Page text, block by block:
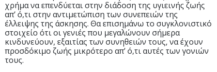
χρήμα να επενδύεται στην διάδοση της υγιεινής ζωής
απ’ ό,τι στην αντιμετώπιση των συνεπειών της
έλλειψης της άσκησης. Θα επισημάνω το συγκλονιστικό
στοιχείο ότι οι γενιές που μεγαλώνουν σήμερα
κινδυνεύουν, εξαιτίας των συνηθειών τους, να έχουν
προσδόκιμο ζωής μικρότερο απ’ ό,τι αυτές των γονιών
τους.